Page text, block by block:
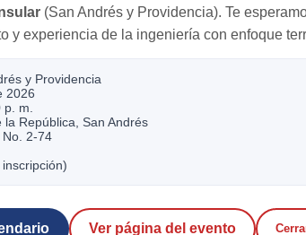
(San Andrés y Providencia). Te
y experiencia de la ingeniería con enfoque
y Providencia
2026
m.
la República, San Andrés
2-74
Ver página del evento